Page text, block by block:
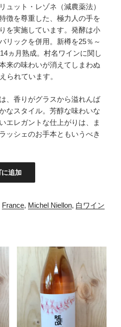
ュット・レゾネ（減農薬法）
徴を尊重した、極力人の手を
を実施しています。発酵は小
リックを併用。新樽を25％～
ヵ月熟成。村名ワインに関し
来の味わいが消えてしまわぬ
られています。
、香りがグラスから溢れんば
なスタイル。芳醇な味わいな
エレガントな仕上がりは、ま
ッシェのお手本ともいうべき
追加
France, Michel Niellon, 白ワイン